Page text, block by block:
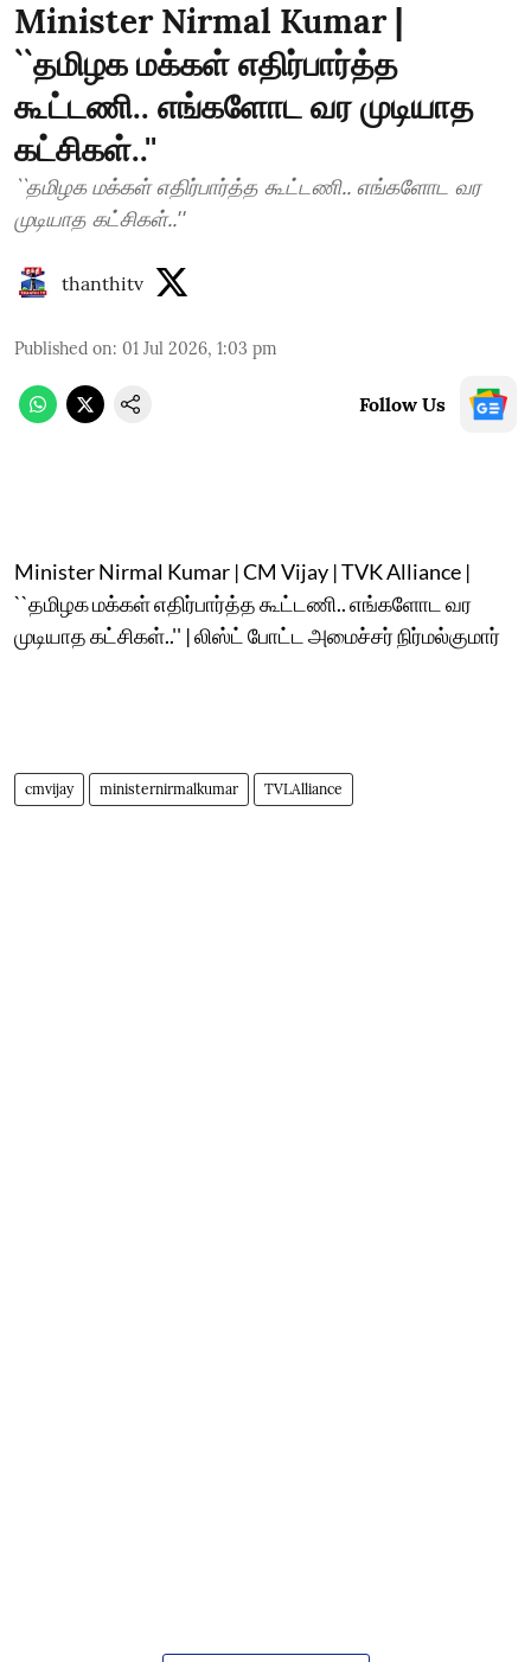
Minister Nirmal Kumar |
``தமிழக மக்கள் எதிர்பார்த்த
கூட்டணி.. எங்களோட வர முடியாத
கட்சிகள்..''
``தமிழக மக்கள் எதிர்பார்த்த கூட்டணி.. எங்களோட வர
முடியாத கட்சிகள்..''
thanthitv
Published on: 01 Jul 2026, 1:03 pm
Follow Us
Minister Nirmal Kumar | CM Vijay | TVK Alliance |
``தமிழக மக்கள் எதிர்பார்த்த கூட்டணி.. எங்களோட வர
முடியாத கட்சிகள்..'' | லிஸ்ட் போட்ட அமைச்சர் நிர்மல்குமார்
cmvijay ministernirmalkumar TVLAlliance